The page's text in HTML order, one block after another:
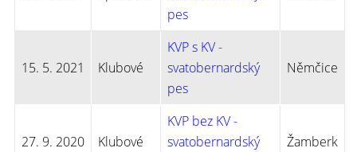
pes
15. 5. 2021 Klubové
KVP s KV -
svatobernardský
pes
Němčice
27. 9. 2020 Klubové
KVP bez KV -
svatobernardský
Žamberk